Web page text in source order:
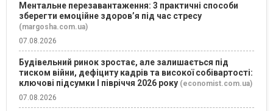
Ментальне перезавантаження: 3 практичні способи
зберегти емоційне здоров’я під час стресу
(margosha.com.ua)
07.08.2026
Будівельний ринок зростає, але залишається під
тиском війни, дефіциту кадрів та високої собівартості:
ключові підсумки І півріччя 2026 року (economist.com.ua)
07.08.2026